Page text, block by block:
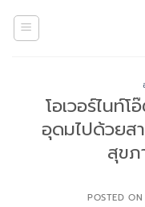
โอเวอร์ไนท์
อุดมไปด้วยส
สุข
POSTED ON